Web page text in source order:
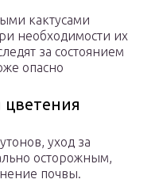
кактусами
необходимости их
за состоянием
опасно
цветения
уход за
осторожным,
почвы.